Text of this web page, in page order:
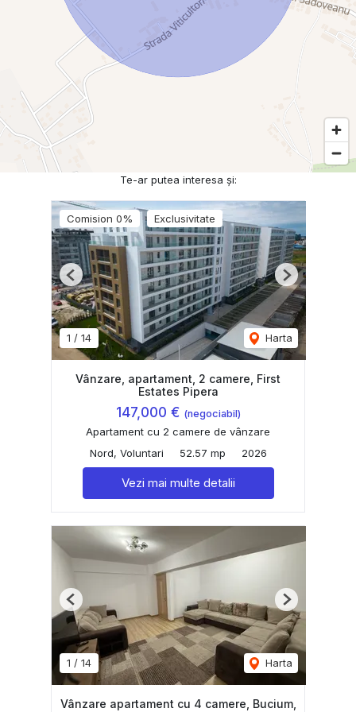
Te-ar putea interesa și:
Comision 0% Exclusivitate
1 / 14 Harta
Previous Next
Vânzare, apartament, 2 camere, First
Estates Pipera
147,000 € (negociabil)
Apartament cu 2 camere de vânzare
Nord, Voluntari
52.57 mp 2026
Vezi mai multe detalii
1 / 14 Harta
Previous Next
Vânzare apartament cu 4 camere, Bucium,